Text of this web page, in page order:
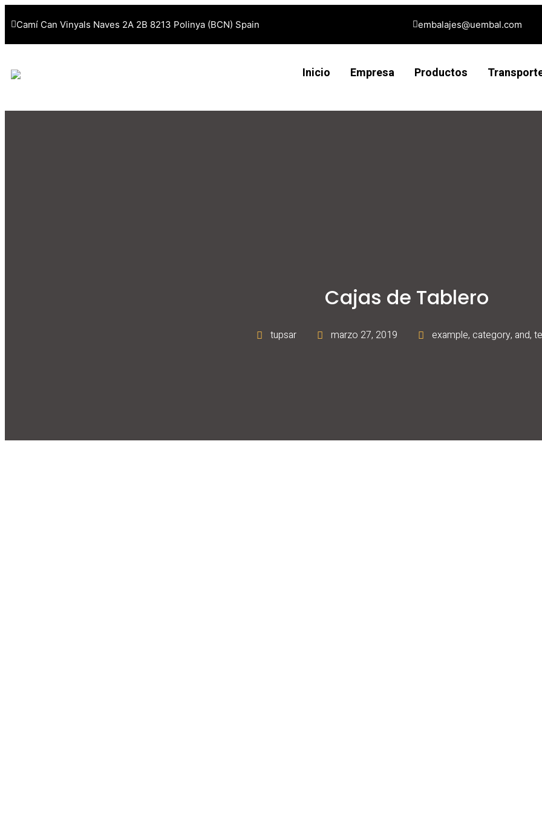
Camí Can Vinyals Naves 2A 2B 8213 Polinya (BCN) Spain embalajes@uembal.com
Inicio Empresa Productos
Cajas de Tablero
tupsar marzo 27, 2019 example, category, and,